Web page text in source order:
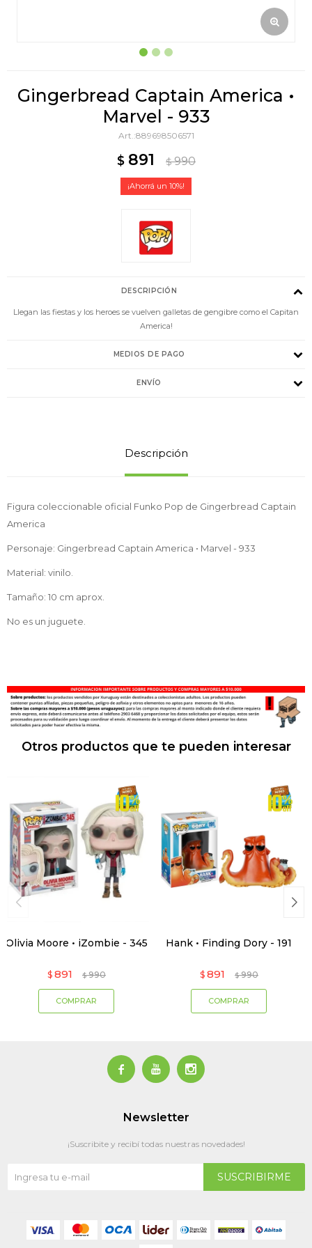
Gingerbread Captain America •
Marvel - 933
889698506571
$ 891 $ 990
10
DESCRIPCIÓN
Llegan las fiestas y los heroes se vuelven galletas de gengibre como el Capitan
America!
MEDIOS DE PAGO
ENVÍO
Descripción
Figura coleccionable oficial Funko Pop de Gingerbread Captain
America
Personaje: Gingerbread Captain America • Marvel - 933
Material: vinilo.
Tamaño: 10 cm aprox.
No es un juguete.
Otros productos que te pueden interesar
Olivia Moore • iZombie - 345
$ 891 $ 990
Hank • Finding Dory - 191
$ 891 $ 990
  
Newsletter
¡Suscribite y recibí todas nuestras novedades!
SUSCRIBIRME